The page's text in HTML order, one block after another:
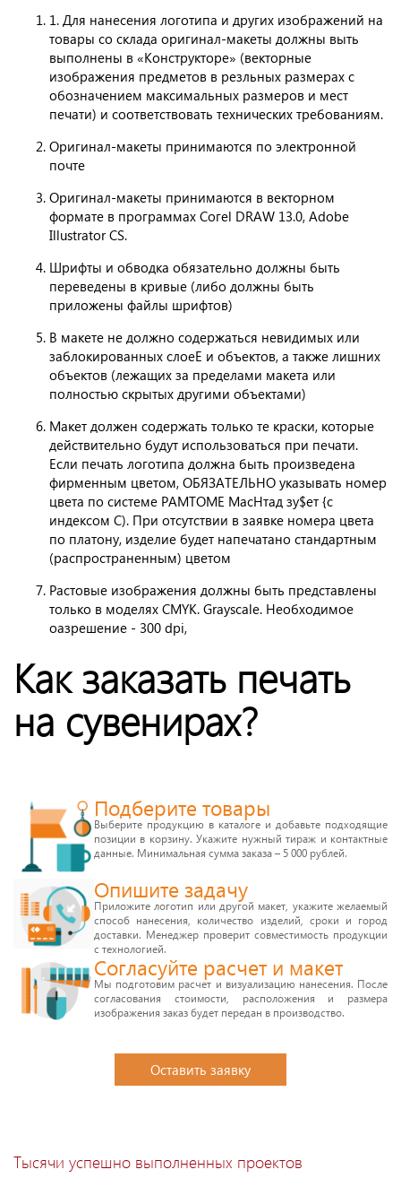
1. Для нанесения логотипа и других изображений на
товары со склада оригинал-макеты должны выть
выполнены в «Конструкторе» (векторные
изображения предметов в резльных размерах с
обозначением максимальных размеров и мест
печати) и соответствовать технических требованиям.
Оригинал-макеты принимаются по электронной
почте
Оригинал-макеты принимаются в векторном
формате в программах Согеl DRAW 13.0, Adobe
Illustrator CS.
Шрифты и обводка обязательно должны быть
переведены в кривые (либо должны быть
приложены файлы шрифтов)
В макете не должно содержаться невидимых или
заблокированных слоеЕ и объектов, а также лишних
объектов (лежащих за пределами макета или
полностью скрытых другими объектами)
Макет должен содержать только те краски, которые
действительно будут использоваться при печати.
Если печать логотипа должна быть произведена
фирменным цветом, ОБЯЗАТЕЛЬНО указывать номер
цвета по системе РАМТОМЕ МасНтад зу$ет {с
индексом С). При отсутствии в заявке номера цвета
по платону, изделие будет напечатано стандартным
(распространенным) цветом
Растовые изображения должны быть представлены
только в моделях CMYK. Grayscale. Необходимое
оазрешение - 300 dpi,
Как заказать печать
на сувенирах?
Подберите товары
Выберите продукцию в каталоге и добавьте подходящие
позиции в корзину. Укажите нужный тираж и контактные
данные. Минимальная сумма заказа – 5 000 рублей.
Опишите задачу
Приложите логотип или другой макет, укажите желаемый
способ нанесения, количество изделий, сроки и город
доставки. Менеджер проверит совместимость продукции
с технологией.
Согласуйте расчет и макет
Мы подготовим расчет и визуализацию нанесения. После
согласования стоимости, расположения и размера
изображения заказ будет передан в производство.
Оставить заявку
Тысячи успешно выполненных проектов